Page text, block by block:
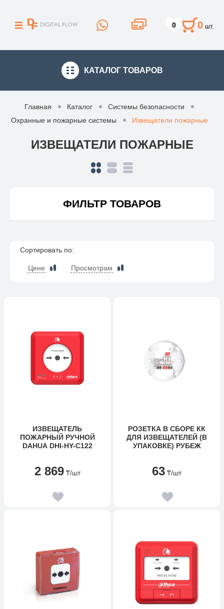
0 0 шт.
КАТАЛОГ ТОВАРОВ
Главная Каталог
Системы безопасности
Охранные и пожарные системы
Извещатели пожарные
ИЗВЕЩАТЕЛИ ПОЖАРНЫЕ
ФИЛЬТР ТОВАРОВ
Сортировать по:
Цене Просмотрам
ИЗВЕЩАТЕЛЬ
ПОЖАРНЫЙ РУЧНОЙ
DAHUA DHI-HY-C122
2 869 ₸/шт
РОЗЕТКА В СБОРЕ КК
ДЛЯ ИЗВЕЩАТЕЛЕЙ (В
УПАКОВКЕ) РУБЕЖ
63 ₸/шт